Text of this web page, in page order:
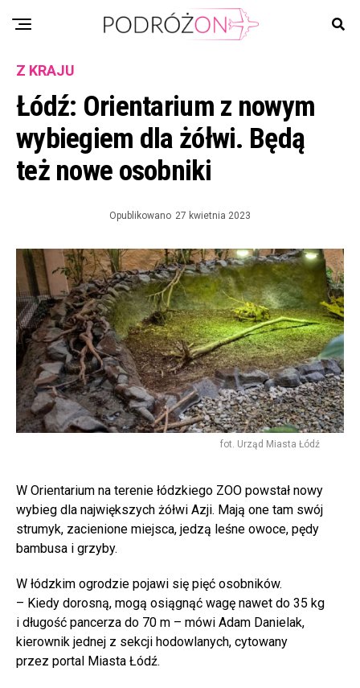
Z KRAJU
Łódź: Orientarium z nowym
wybiegiem dla żółwi. Będą
też nowe osobniki
Opublikowano 27 kwietnia 2023
fot. Urząd Miasta Łódź
W Orientarium na terenie łódzkiego ZOO powstał nowy
wybieg dla największych żółwi Azji. Mają one tam swój
strumyk, zacienione miejsca, jedzą leśne owoce, pędy
bambusa i grzyby.
W łódzkim ogrodzie pojawi się pięć osobników.
– Kiedy dorosną, mogą osiągnąć wagę nawet do 35 kg
i długość pancerza do 70 m – mówi Adam Danielak,
kierownik jednej z sekcji hodowlanych, cytowany
przez portal Miasta Łódź.